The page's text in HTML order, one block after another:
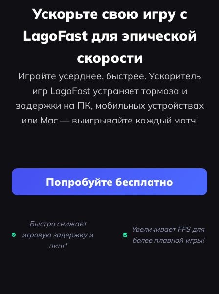
Ускорьте свою игру с
LagoFast для эпической
скорости
Играйте усерднее, быстрее. Ускоритель
игр LagoFast устраняет тормоза и
задержки на ПК, мобильных устройствах
или Mac — выигрывайте каждый матч!
Попробуйте бесплатно
Быстро снижает
игровую задержку и
пинг!
Увеличивает FPS для
более плавной игры!